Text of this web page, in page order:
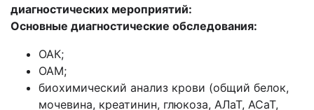
диагностических мероприятий:
Основные диагностические обследования:
ОАК;
ОАМ;
биохимический анализ крови (общий белок,
мочевина, креатинин, глюкоза, АЛаТ, АСаТ,